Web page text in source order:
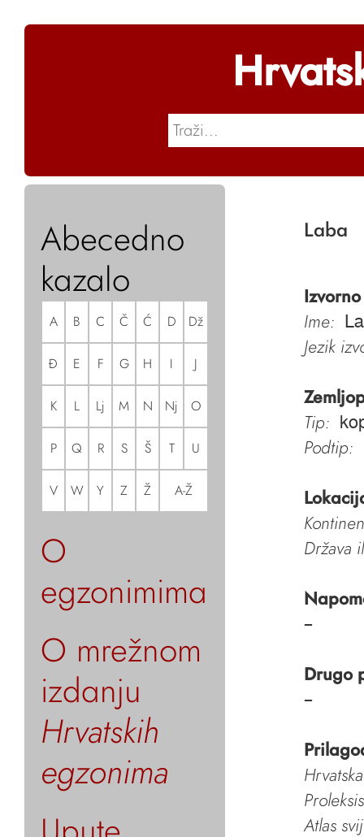
Abecedno
kazalo
A B C Č Ć D Dž
Đ E F G H I J
K L Lj M N Nj O
P Q R S Š T U
V W Y Z Ž A-Ž
O
egzonimima
O mrežnom
izdanju
Hrvatskih
egzonima
Laba
Ime:
Jezik
Tip:
Podtip:
Država
–
Drugo
–
Atlas